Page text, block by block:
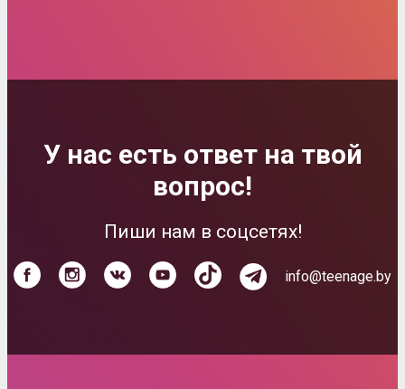
У нас есть ответ на твой
вопрос!
Пиши нам в соцсетях!
info@teenage.by